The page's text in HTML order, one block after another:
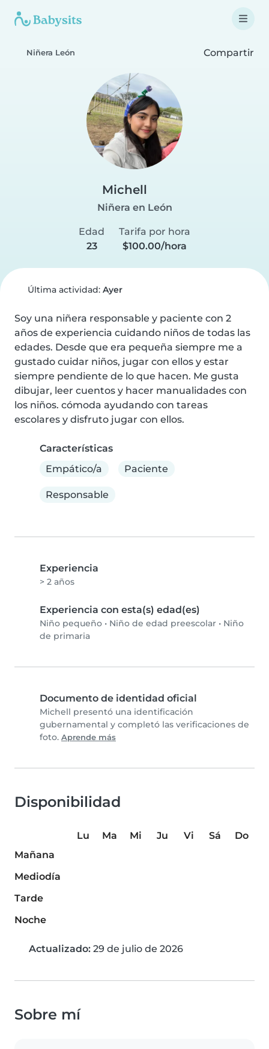
Niñera León Compartir
Michell
Niñera en León
Edad
23
Tarifa por hora
$100.00/hora
Última actividad: Ayer
Soy una niñera responsable y paciente con 2
años de experiencia cuidando niños de todas las
edades. Desde que era pequeña siempre me a
gustado cuidar niños, jugar con ellos y estar
siempre pendiente de lo que hacen. Me gusta
dibujar, leer cuentos y hacer manualidades con
los niños. cómoda ayudando con tareas
escolares y disfruto jugar con ellos.
Características
Empático/a
Paciente
Responsable
Experiencia
> 2 años
Experiencia con esta(s) edad(es)
Niño pequeño • Niño de edad preescolar • Niño
de primaria
Documento de identidad oficial
Michell presentó una identificación
gubernamental y completó las verificaciones de
foto. Aprende más
Disponibilidad
Lu Ma Mi Ju Vi Sá
Do
Mañana
Mediodía
Tarde
Noche
Actualizado: 29 de julio de 2026
Sobre mí